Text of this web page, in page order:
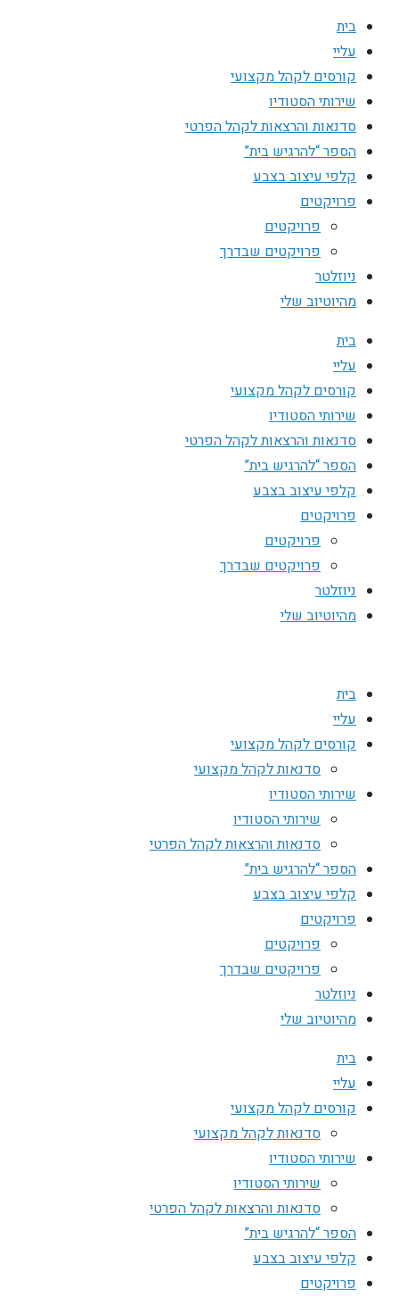
בית
עליי
קורסים לקהל מקצועי
שירותי הסטודיו
סדנאות והרצאות לקהל הפרטי
הספר “להרגיש בית”
קלפי עיצוב בצבע
פרויקטים
פרויקטים
פרויקטים שבדרך
ניוזלטר
מהיוטיוב שלי
בית
עליי
קורסים לקהל מקצועי
שירותי הסטודיו
סדנאות והרצאות לקהל הפרטי
הספר “להרגיש בית”
קלפי עיצוב בצבע
פרויקטים
פרויקטים
פרויקטים שבדרך
ניוזלטר
מהיוטיוב שלי
בית
עליי
קורסים לקהל מקצועי
סדנאות לקהל מקצועי
שירותי הסטודיו
שירותי הסטודיו
סדנאות והרצאות לקהל הפרטי
הספר “להרגיש בית”
קלפי עיצוב בצבע
פרויקטים
פרויקטים
פרויקטים שבדרך
ניוזלטר
מהיוטיוב שלי
בית
עליי
קורסים לקהל מקצועי
סדנאות לקהל מקצועי
שירותי הסטודיו
שירותי הסטודיו
סדנאות והרצאות לקהל הפרטי
הספר “להרגיש בית”
קלפי עיצוב בצבע
פרויקטים